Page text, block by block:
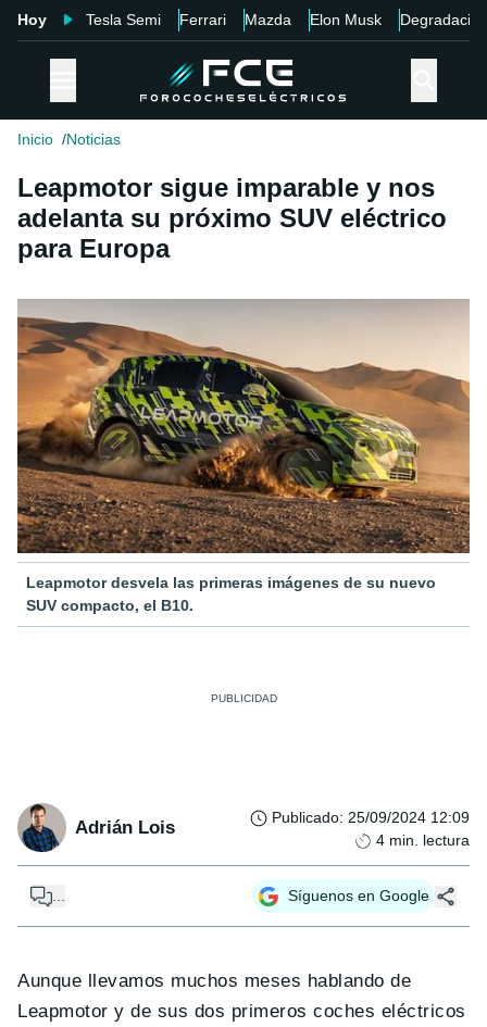
Hoy Tesla Semi Ferrari Mazda Elon Musk Degradación
Inicio Noticias
Leapmotor sigue imparable y nos
adelanta su próximo SUV eléctrico
para Europa
Leapmotor desvela las primeras imágenes de su nuevo
SUV compacto, el B10.
Adrián Lois Publicado: 25/09/2024 12:09
4 min. lectura
... Síguenos en Google
Aunque llevamos muchos meses hablando de
Leapmotor y de sus dos primeros coches eléctricos